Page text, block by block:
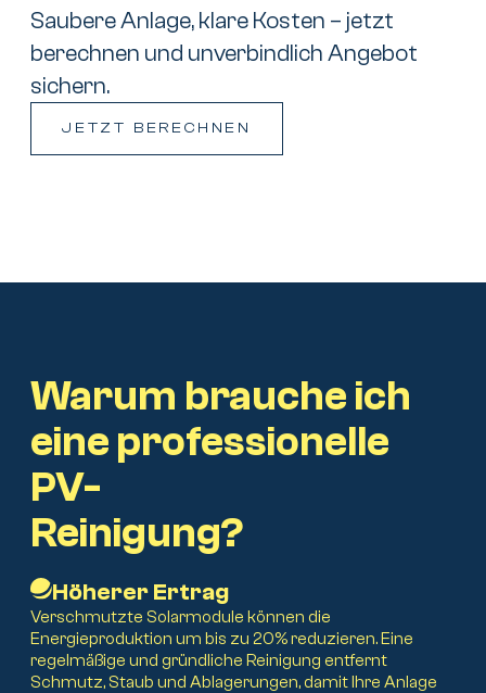
Saubere Anlage, klare Kosten – jetzt
berechnen und unverbindlich Angebot
sichern.
JETZT BERECHNEN
Warum brauche ich
eine professionelle
PV-
Reinigung?
Höherer Ertrag
Verschmutzte Solarmodule können die
Energieproduktion um bis zu 20% reduzieren. Eine
regelmäßige und gründliche Reinigung entfernt
Schmutz, Staub und Ablagerungen, damit Ihre Anlage